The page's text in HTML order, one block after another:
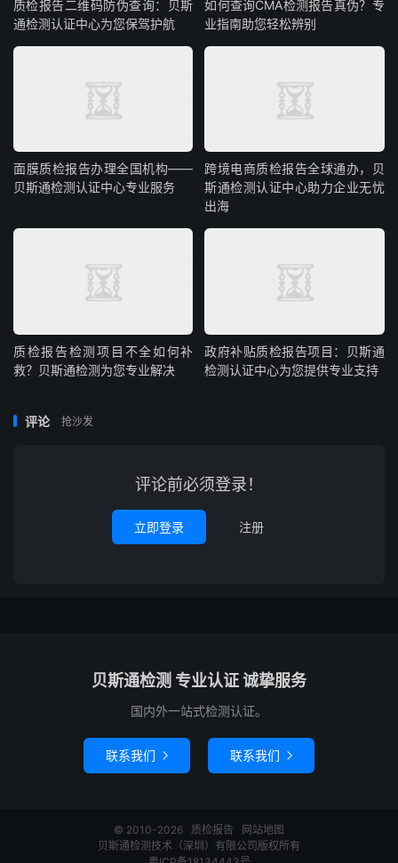
质检报告二维码防伪查询：贝斯
通检测认证中心为您保驾护航
如何查询CMA检测报告真伪？专
业指南助您轻松辨别
面膜质检报告办理全国机构——
贝斯通检测认证中心专业服务
跨境电商质检报告全球通办，贝
斯通检测认证中心助力企业无忧
出海
质检报告检测项目不全如何补
救？贝斯通检测为您专业解决
政府补贴质检报告项目：贝斯通
检测认证中心为您提供专业支持
评论 抢沙发
评论前必须登录！
立即登录 注册
贝斯通检测 专业认证 诚挚服务
国内外一站式检测认证。
联系我们  联系我们 
© 2010-2026 质检报告
网站地图
贝斯通检测技术（深圳）有限公司版权所有